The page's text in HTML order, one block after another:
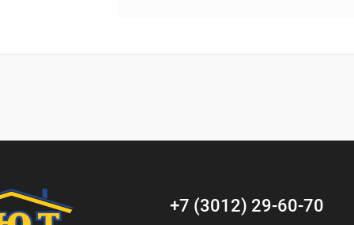
+7 (3012) 29-60-70